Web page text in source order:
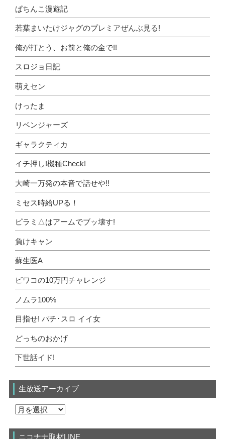
ぱちんこ漫遊記
若葉まいたけジャグのプレミアぜんぶ見る!
俺が打とう、お前と俺の金で!!
スロジョ日記
萌えセン
けったま
リベンジャーズ
ギャラクティカ
イチ押し!機種Check!
大崎一万発の本音で話せや!!
ミセス時給UPる！
ピラミ△はアームでブッ壊す!
負けキャン
蘇生医A
ビワコの10万円チャレンジ
ノムラ100%
目指せ! パチ･スロ イイ女
どっちのおかげ
下世話イド!
生放送アーカイブ
ニコナナ取材LINE